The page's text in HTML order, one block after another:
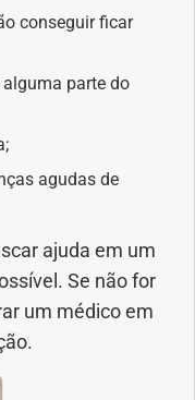
conseguir ficar
parte do
agudas de
ajuda em um
Se não for
um médico em